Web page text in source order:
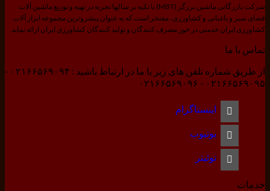
شرکت بازرگانی ماشین برزگر (MBT) با تکیه بر سالها تجربه در تهیه و توزیع ماشین آلات
فضای سبز و باغبانی و کشاورزی، مفتخر است که به عنوان پیشروترین مجموعه ابزار آلات
کشاورزی ایران خدمتی در خور مصرف کنندگان و تولید کنندگان کشاورزی ایران ارائه نماید.
تماس با ما
از طریق شماره تلفن های زیر با ما در ارتباط باشید : ۰۲۱۶۶۵۶۹۰۹۴ -
۰۲۱۶۶۵۶۹۰۹۵ - ۰۲۱۶۶۵۶۹۰۹۶
اینستاگرام
یوتیوب
توئیتر
خدمات